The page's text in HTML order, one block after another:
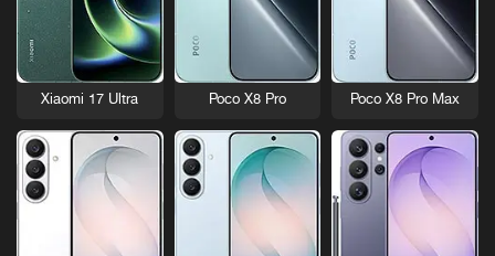
Poco X8 Pro Max
Poco X8 Pro
Xiaomi 17 Ultra